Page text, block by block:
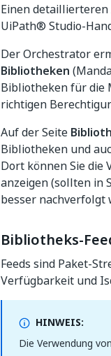
Einen detaillierteren
UiPath® Studio-
Der Orchestrator
Bibliotheken
Bibliotheken für die
richtigen
Auf der Seite
Bibliotheken und
Dort können Sie die
anzeigen (sollten in
besser nachverfolgt
Bibliotheks-
Feeds sind Paket-
Verfügbarkeit und
HINWEIS:
Die Verwendung